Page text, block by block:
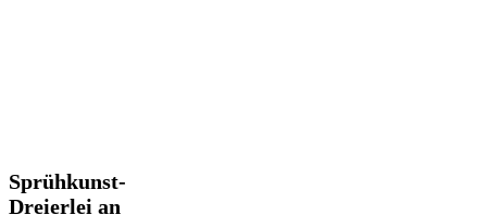
Sprühkunst-
Dreierlei
Sprühkunst-
Dreierlei an